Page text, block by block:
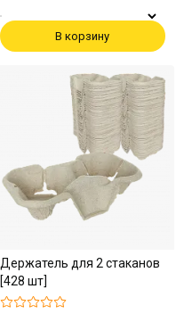
В корзину
Держатель для 2 стаканов
[428 шт]